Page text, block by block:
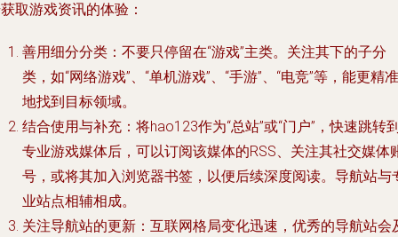
取游戏资讯的体验：
善用细分分类 ：不要只停留在“游戏”主类。关注其下的子分
类，如“网络游戏”、“单机游戏”、“手游”、“电竞”等，能更精准
地找到目标领域。
结合使用与补充 ：将hao123作为“总站”或“门户”，快速跳转
专业游戏媒体后，可以订阅该媒体的RSS、关注其社交媒体
号，或将其加入浏览器书签，以便后续深度阅读。导航站与
业站点相辅相成。
关注导航站的更新 ：互联网格局变化迅速，优秀的导航站会